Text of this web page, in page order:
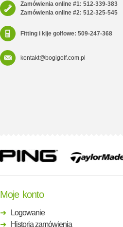
Zamówienia online #1: 512-339-383
Zamówienia online #2: 512-325-545
Fitting i kije golfowe: 509-247-368
kontakt@bogigolf.com.pl
Moje konto
Logowanie
Historia zamówienia